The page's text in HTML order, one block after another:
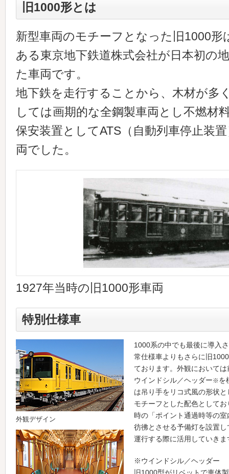
旧1000形とは
新型車両のモチーフとなった旧1000形
ある東京地下鉄道株式会社が日本初の
た車両です。
地下鉄を走行することから、木材が多
しては画期的な全鋼製車両とし不燃材
保安装置としてATS（自動列車停止装
両でした。
1927年当時の旧1000形車両
特別仕様車
外観デザイン
1000系の中でも最後に導入
常仕様車よりもさらに旧
ております。外観において
ウインドシル／ヘッダー※を
は吊り手をリコ式風の形状
モチーフとした配色として
時の「ポイント通過時等の
彷彿とさせる予備灯を設置
運行する際に活用していきま
※ウインドシル／ヘッダー